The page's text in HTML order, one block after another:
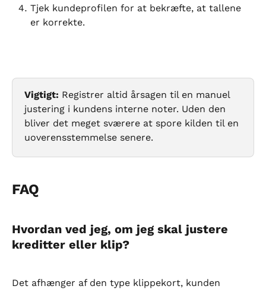
Tjek kundeprofilen for at bekræfte, at tallene
er korrekte.
Vigtigt: Registrer altid årsagen til en manuel
justering i kundens interne noter. Uden den
bliver det meget sværere at spore kilden til en
uoverensstemmelse senere.
FAQ
Hvordan ved jeg, om jeg skal justere
kreditter eller klip?
Det afhænger af den type klippekort, kunden